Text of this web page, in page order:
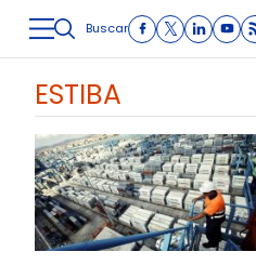
LOGÍSTICA INMOLOGÍSTICA
Buscar
ESTIBA